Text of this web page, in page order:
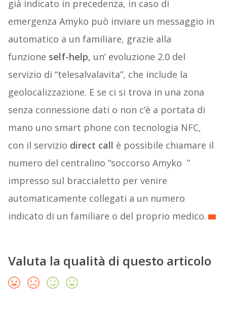
già indicato in precedenza, in caso di
emergenza Amyko può inviare un messaggio in
automatico a un familiare, grazie alla
funzione self-help, un’ evoluzione 2.0 del
servizio di “telesalvalavita”, che include la
geolocalizzazione. E se ci si trova in una zona
senza connessione dati o non c’è a portata di
mano uno smart phone con tecnologia NFC,
con il servizio direct call è possibile chiamare il
numero del centralino “soccorso Amyko ”
impresso sul braccialetto per venire
automaticamente collegati a un numero
indicato di un familiare o del proprio medico.
Valuta la qualità di questo articolo